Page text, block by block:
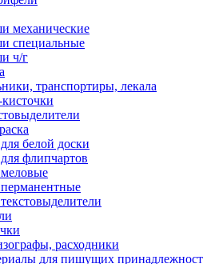
механические
специальные
ч/г
транспортиры, лекала
белой доски
флипчартов
расходники
для пишущих